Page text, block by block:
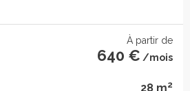
À partir de
640 € /mois
28 m2